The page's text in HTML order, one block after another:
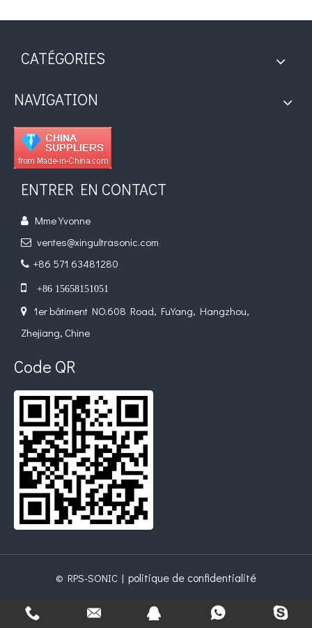
CATÉGORIES
NAVIGATION
ENTRER EN CONTACT
 Mme Yvonne
 ventes@xingultrasonic.com
 +86 571 63481280
 +86 15658151051

1er bâtiment NO.608 Road, FuYang, Hangzhou,
Zhejiang, Chine
Code QR
© RPS-SONIC | politique de confidentialité